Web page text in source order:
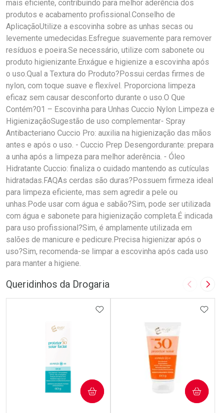
mais eficiente, contribuindo para melhor aderência dos
produtos e acabamento profissional.Conselho de
AplicaçãoUtilize a escovinha sobre as unhas secas ou
levemente umedecidas.Esfregue suavemente para remover
resíduos e poeira.Se necessário, utilize com sabonete ou
produto higienizante.Enxágue e higienize a escovinha após
o uso.Qual a Textura do Produto?Possui cerdas firmes de
nylon, com toque suave e flexível. Proporciona limpeza
eficaz sem causar desconforto durante o uso.O Que
Contém?01 – Escovinha para Unhas Cuccio Nylon Limpeza e
HigienizaçãoSugestão de uso complementar- Spray
Antibacteriano Cuccio Pro: auxilia na higienização das mãos
antes e após o uso. - Cuccio Prep Desengordurante: prepara
a unha após a limpeza para melhor aderência. - Óleo
Hidratante Cuccio: finaliza o cuidado mantendo as cutículas
hidratadas.FAQAs cerdas são duras?Possuem firmeza ideal
para limpeza eficiente, mas sem agredir a pele ou
unhas.Pode usar com água e sabão?Sim, pode ser utilizada
com água e sabonete para higienização completa.É indicada
para uso profissional?Sim, é amplamente utilizada em
salões de manicure e pedicure.Precisa higienizar após o
uso?Sim, recomenda-se limpar a escovinha após cada uso
para manter a higiene.
Queridinhos da Drogaria Imagem
ADICIONAR AOS FAVORITOS
COMPRAR COMPRAR